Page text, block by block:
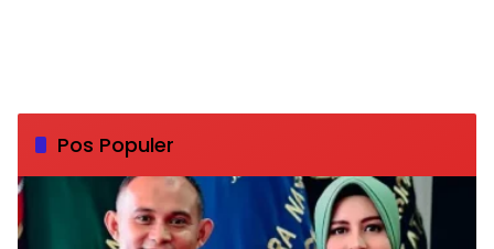
Pos Populer